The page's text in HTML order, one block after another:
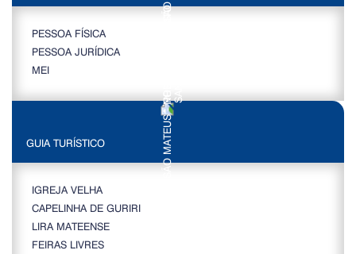
PESSOA FÍSICA
PESSOA JURÍDICA
MEI
GUIA TURÍSTICO
IGREJA VELHA
CAPELINHA DE GURIRI
LIRA MATEENSE
FEIRAS LIVRES